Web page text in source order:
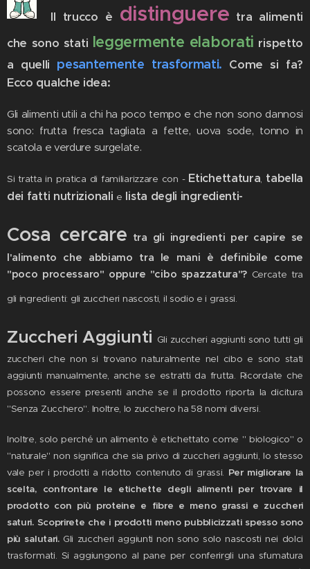
Il trucco è distinguere tra alimenti
che sono stati leggermente elaborati rispetto
a quelli pesantemente trasformati. Come si fa?
Ecco qualche idea:
Gli alimenti utili a chi ha poco tempo e che non sono dannosi
sono: frutta fresca tagliata a fette, uova sode, tonno in
scatola e verdure surgelate.
Si tratta in pratica di familiarizzare con - Etichettatura, tabella
dei fatti nutrizionali e lista degli ingredienti-
Cosa cercare tra gli ingredienti per capire se
l'alimento che abbiamo tra le mani è definibile come
"poco processaro" oppure "cibo spazzatura"? Cercate tra
gli ingredienti: gli zuccheri nascosti, il sodio e i grassi.
Zuccheri Aggiunti Gli zuccheri aggiunti sono tutti gli
zuccheri che non si trovano naturalmente nel cibo e sono stati
aggiunti manualmente, anche se estratti da frutta. Ricordate che
possono essere presenti anche se il prodotto riporta la dicitura
"Senza Zucchero". Inoltre, lo zucchero ha 58 nomi diversi.
Inoltre, solo perché un alimento è etichettato come " biologico" o
"naturale" non significa che sia privo di zuccheri aggiunti, lo stesso
vale per i prodotti a ridotto contenuto di grassi. Per migliorare la
scelta, confrontare le etichette degli alimenti per trovare il
prodotto con più proteine ​​e fibre e meno grassi e zuccheri
saturi. Scoprirete che i prodotti meno pubblicizzati spesso sono
più salutari. Gli zuccheri aggiunti non sono solo nascosti nei dolci
trasformati. Si aggiungono al pane per conferirgli una sfumatura